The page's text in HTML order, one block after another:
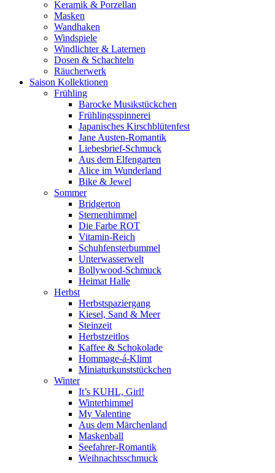
Keramik & Porzellan
Masken
Wandhaken
Windspiele
Windlichter & Laternen
Dosen & Schachteln
Räucherwerk
Saison Kollektionen
Frühling
Barocke Musikstückchen
Frühlingsspinnerei
Japanisches Kirschblütenfest
Jane Austen-Romantik
Liebesbrief-Schmuck
Aus dem Elfengarten
Alice im Wunderland
Bike & Jewel
Sommer
Bridgerton
Sternenhimmel
Die Farbe ROT
Vitamin-Reich
Schuhfensterbummel
Unterwasserwelt
Bollywood-Schmuck
Heimat Halle
Herbst
Herbstspaziergang
Kiesel, Sand & Meer
Steinzeit
Herbstzeitlos
Kaffee & Schokolade
Hommage-á-Klimt
Miniaturkunststückchen
Winter
It’s KUHL, Girl!
Winterhimmel
My Valentine
Aus dem Märchenland
Maskenball
Seefahrer-Romantik
Weihnachtsschmuck